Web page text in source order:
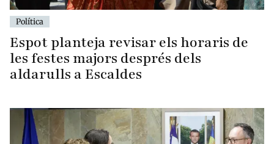
Política
Espot planteja revisar els horaris de
les festes majors després dels
aldarulls a Escaldes